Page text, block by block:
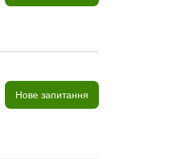
Нове запитання